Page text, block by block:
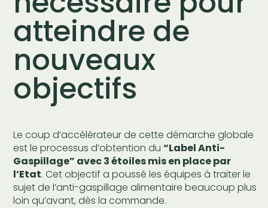
atteindre de
nouveaux
objectifs
Le coup d’accélérateur de cette démarche globale
est le processus d’obtention du“Label Anti-
Gaspillage” avec 3 étoiles mis en place par
l’Etat. Cet objectif a poussé les équipes à traiter le
sujet de l’anti-gaspillage alimentaire beaucoup plus
loin qu’avant, dès la commande.